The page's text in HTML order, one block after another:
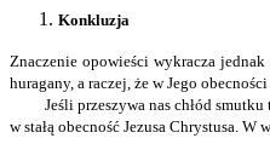
Konkluzja
Znaczenie opowieści wykracza
huragany, a raczej, że w Jego
Jeśli przeszywa nas chłód
w stałą obecność Jezusa Chrystusa.